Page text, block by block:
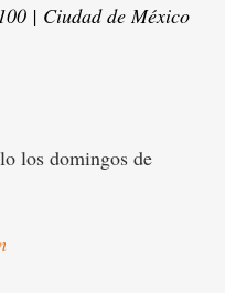
| Ciudad de México
los domingos de